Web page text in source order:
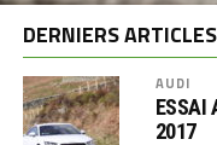
DERNIERS ARTICLES
AUDI
ESSAI
2017